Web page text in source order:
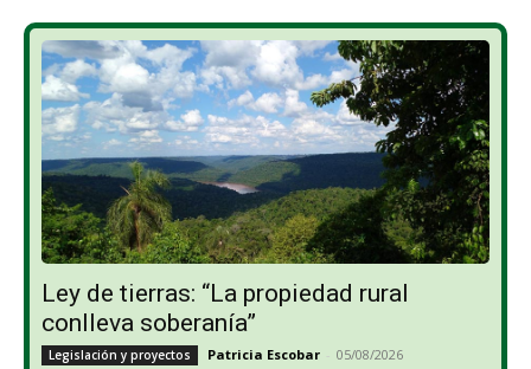
Ley de tierras: “La propiedad rural
conlleva soberanía”
Legislación y proyectos Patricia Escobar - 05/08/2026